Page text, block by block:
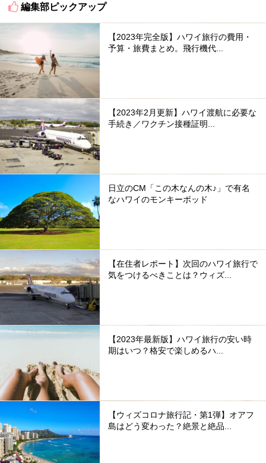
編集部ピックアップ
【2023年完全版】ハワイ旅行の費用・
予算・旅費まとめ。飛行機代...
【2023年2月更新】ハワイ渡航に必要な
手続き／ワクチン接種証明...
日立のCM「この木なんの木♪」で有名
なハワイのモンキーポッド
【在住者レポート】次回のハワイ旅行で
気をつけるべきことは？ウィズ...
【2023年最新版】ハワイ旅行の安い時
期はいつ？格安で楽しめるハ...
【ウィズコロナ旅行記・第1弾】オアフ
島はどう変わった？絶景と絶品...